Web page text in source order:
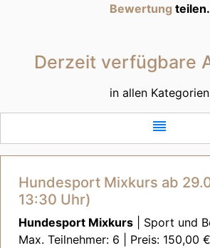
Bewertung teilen.
Derzeit verfügbare
in allen Kategorien
reorder
Hundesport Mixkurs ab
13:30 Uhr)
Hundesport Mixkurs | Sport und
Max. Teilnehmer: 6 | Preis: 150,00 €